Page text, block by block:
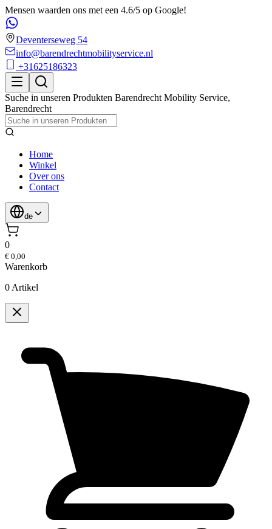
Mensen waarden ons met een 4.6/5 op Google!
Deventerseweg 54
info@barendrechtmobilityservice.nl
+31625186323
Suche in unseren Produkten Barendrecht Mobility Service,
Barendrecht
Home
Winkel
Over ons
Contact
de
0
€ 0,00
Warenkorb
0 Artikel